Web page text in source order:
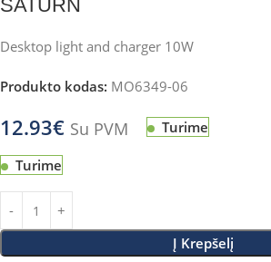
SATURN
Desktop light and charger 10W
Produkto kodas: MO6349-06
12.93€ Su PVM Turime
Turime
Į Krepšelį